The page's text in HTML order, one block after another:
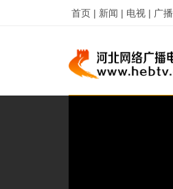
首页 | 新闻 | 电视 | 广